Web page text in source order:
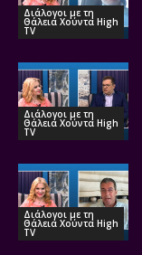
Διάλογοι με τη
Θάλεια Χούντα High
TV
Διάλογοι με τη
Θάλεια Χούντα High
TV
Διάλογοι με τη
Θάλεια Χούντα High
TV